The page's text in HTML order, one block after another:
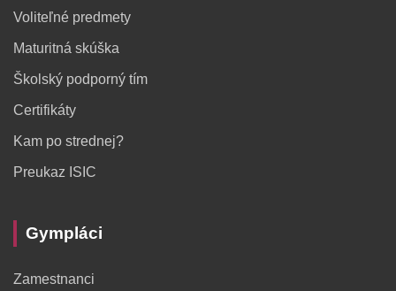
Voliteľné predmety
Maturitná skúška
Školský podporný tím
Certifikáty
Kam po strednej?
Preukaz ISIC
Gympláci
Zamestnanci